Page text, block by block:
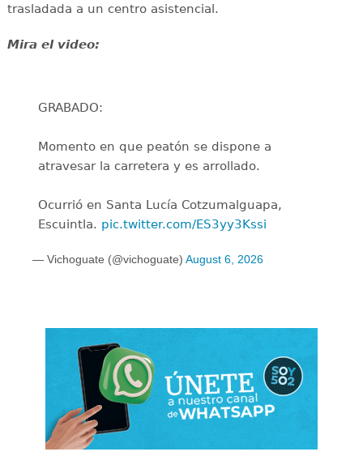
trasladada a un centro asistencial.
Mira el video:
GRABADO:
Momento en que peatón se dispone a
atravesar la carretera y es arrollado.
Ocurrió en Santa Lucía Cotzumalguapa,
Escuintla. pic.twitter.com/ES3yy3Kssi
— Vichoguate (@vichoguate) August 6, 2026